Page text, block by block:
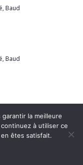
Baud
Baud
légales|
la meilleure
à utiliser ce
êtes satisfait.